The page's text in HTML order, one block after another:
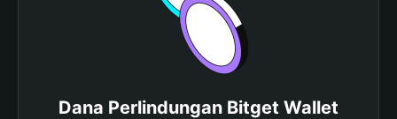
Dana Perlindungan Bitget Wallet